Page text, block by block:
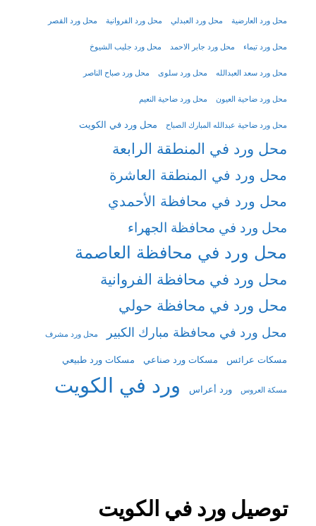
محل ورد العارضية محل ورد العبدلي محل ورد الفروانية محل ورد القصر
محل ورد تيماء محل ورد جابر الاحمد محل ورد جليب الشيوخ
محل ورد سعد العبدالله محل ورد سلوى محل ورد صباح الناصر
محل ورد ضاحية العيون محل ورد ضاحية النعيم
محل ورد ضاحية عبدالله المبارك الصباح محل ورد في الكويت
محل ورد في المنطقة الرابعة
محل ورد في المنطقة العاشرة
محل ورد في محافظة الأحمدي
محل ورد في محافظة الجهراء
محل ورد في محافظة العاصمة
محل ورد في محافظة الفروانية
محل ورد في محافظة حولي
محل ورد في محافظة مبارك الكبير محل ورد مشرف
مسكات عرائس مسكات ورد صناعي مسكات ورد طبيعي
مسكة العروس ورد أعراس ورد في الكويت
توصيل ورد في الكويت